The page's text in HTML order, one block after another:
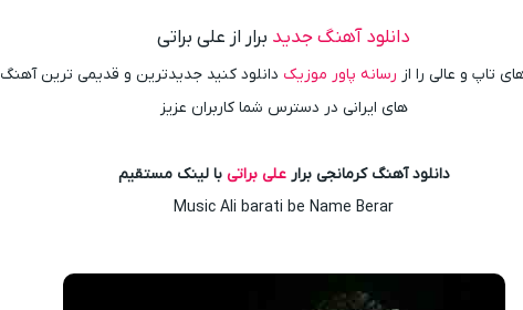
دانلود آهنگ جدید برار از علی براتی
تاپ و عالی را از رسانه پاور موزیک دانلود کنید جدیدترین و قدیمی ترین آهنگ
های ایرانی در دسترس شما کاربران عزیز
دانلود آهنگ کرمانجی برارعلی براتی با لینک مستقیم
Music Ali barati be Name Berar